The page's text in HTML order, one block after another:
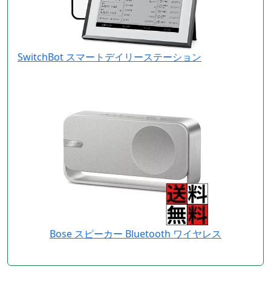
SwitchBot スマートデイリーステーション
Bose スピーカー Bluetooth ワイヤレス